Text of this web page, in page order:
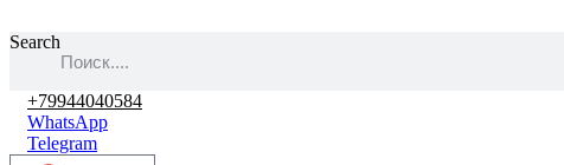
Search
+79944040584
WhatsApp
Telegram